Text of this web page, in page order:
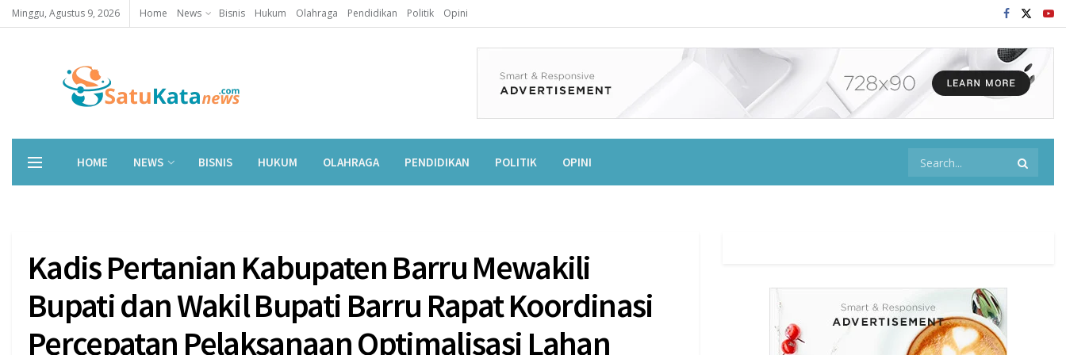
Minggu, Agustus 9, 2026 Home News Bisnis Hukum Olahraga Pendidikan Politik Opini
HOME NEWS BISNIS HUKUM OLAHRAGA PENDIDIKAN POLITIK OPINI
Kadis Pertanian Kabupaten Barru Mewakili
Bupati dan Wakil Bupati Barru Rapat Koordinasi
Percepatan Pelaksanaan Optimalisasi Lahan